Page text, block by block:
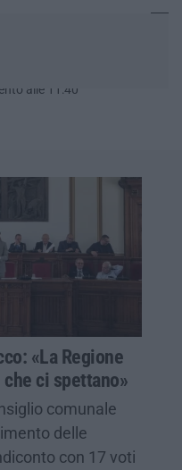
alle 11:40
«La Regione
ci spettano»
comunale
delle
con 17 voti